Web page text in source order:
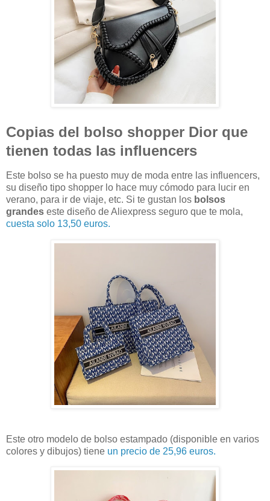
Copias del bolso shopper Dior que
tienen todas las influencers
Este bolso se ha puesto muy de moda entre las influencers,
su diseño tipo shopper lo hace muy cómodo para lucir en
verano, para ir de viaje, etc. Si te gustan los bolsos
grandes este diseño de Aliexpress seguro que te mola,
cuesta solo 13,50 euros.
Este otro modelo de bolso estampado (disponible en varios
colores y dibujos) tiene un precio de 25,96 euros.